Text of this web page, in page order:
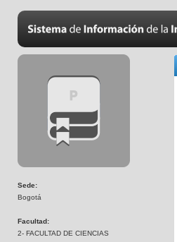
Sede:
Bogotá
Facultad:
2- FACULTAD DE CIENCIAS